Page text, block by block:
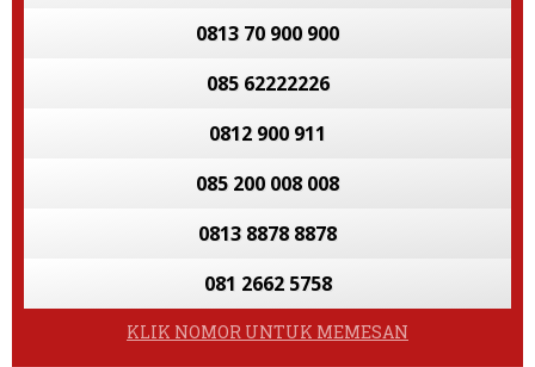
0813 70 900 900
085 62222226
0812 900 911
085 200 008 008
0813 8878 8878
081 2662 5758
KLIK NOMOR UNTUK MEMESAN